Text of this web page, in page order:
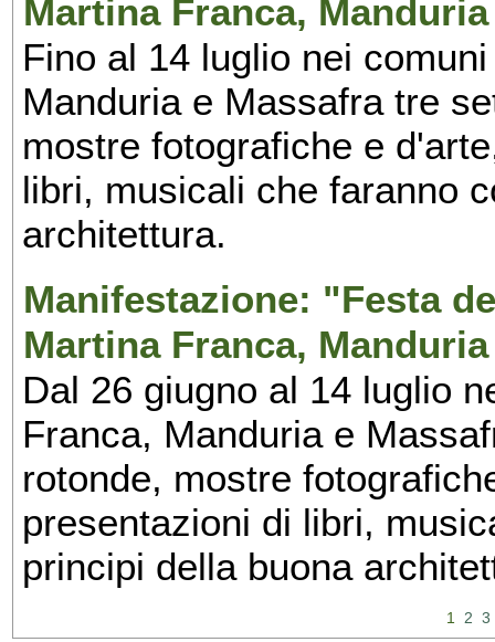
Martina Franca,
Fino al 14 luglio nei
Manduria e Massafra tre
mostre fotografiche e
libri, musicali che faranno
architettura.
Manifestazione: "Festa
Martina Franca,
Dal 26 giugno al 14 luglio
Franca, Manduria e
rotonde, mostre
presentazioni di libri,
principi della buona
1 2 3